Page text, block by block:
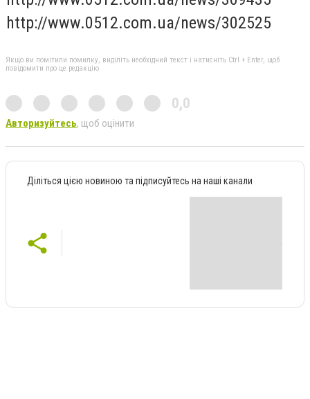
http://www.0512.com.ua/news/302525
Якщо ви помітили помилку, виділіть необхідний текст і натисніть Ctrl + Enter, щоб
повідомити про це редакцію
0,0
Авторизуйтесь, щоб оцінити
Діліться цією новиною та підписуйтесь на наші канали